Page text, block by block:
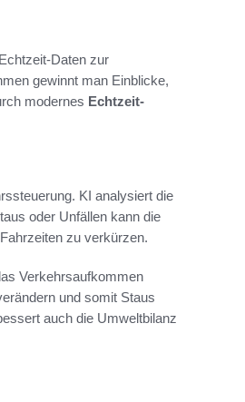
Daten zur
gewinnt man Einblicke,
modernes Echtzeit-
KI analysiert die
oder Unfällen kann die
zu verkürzen.
Verkehrsaufkommen
und somit Staus
auch die Umweltbilanz